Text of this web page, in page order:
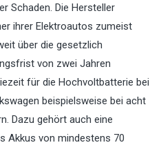
Schaden. Die Hersteller
ihrer Elektroautos zumeist
über die gesetzlich
von zwei Jahren
für die Hochvoltbatterie bei
beispielsweise bei acht
Dazu gehört auch eine
Akkus von mindestens 70